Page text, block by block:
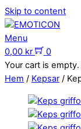
Skip to content
Menu
0,00 kr
0
Your cart is
Hem / Kepsar /